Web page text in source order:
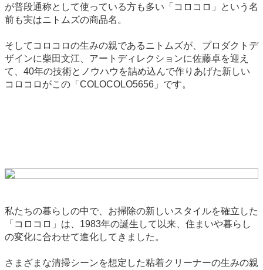
が普段通称として使っている方も多い「コロコロ」という名
前も実はニトムズの商品名。
そしてコロコロの生みの親であるニトムズが、プロダクトデ
ザインに柴田文江、アートディレクションに佐藤卓を迎え
て、40年の技術とノウハウを詰め込んで作りあげた新しい
コロコロがこの「COLOCOLO5656」です。
私たちの暮らしの中で、お掃除の新しいスタイルを確立した
「コロコロ」は、1983年の誕生して以来、住まいや暮らし
の変化に合わせて進化してきました。
さまざまな清掃シーンを想定した粘着クリーナーの生みの親